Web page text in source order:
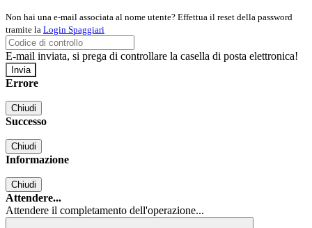
Non hai una e-mail associata al nome utente? Effettua il reset della password
tramite la Login Spaggiari
E-mail inviata, si prega di controllare la casella di posta elettronica!
Errore
Chiudi
Successo
Chiudi
Informazione
Chiudi
Attendere...
Attendere il completamento dell'operazione...